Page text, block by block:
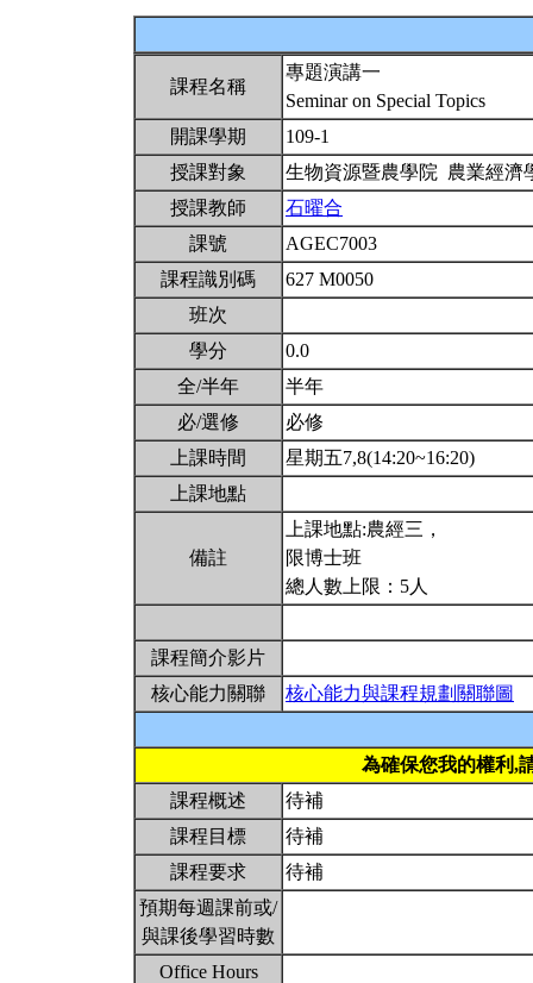
課程名稱
專題演講一
Seminar on Special Topics
開課學期
109-1
授課對象
生物資源暨農學院 農業經
授課教師
石曜合
課號
AGEC7003
課程識別碼
627 M0050
班次
學分
0.0
全/半年
半年
必/選修
必修
上課時間
星期五7,8(14:20~16:20)
上課地點
備註
上課地點:農經三，
限博士班
總人數上限：5人
課程簡介影片
核心能力關聯
核心能力與課程規劃關聯圖
為確保您我的權利,
課程概述
待補
課程目標
待補
課程要求
待補
預期每週課前或/
與課後學習時數
Office Hours